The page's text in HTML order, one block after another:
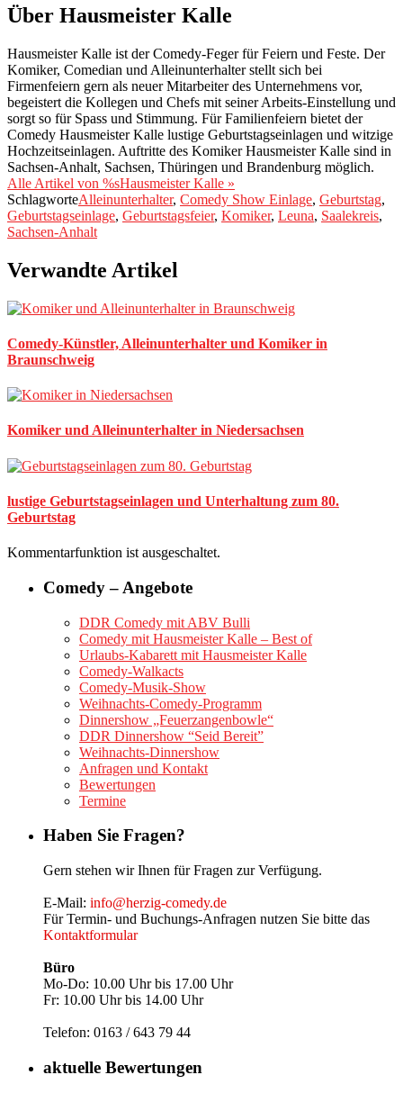
Über Hausmeister Kalle
Hausmeister Kalle ist der Comedy-Feger für Feiern und Feste. Der
Komiker, Comedian und Alleinunterhalter stellt sich bei
Firmenfeiern gern als neuer Mitarbeiter des Unternehmens vor,
begeistert die Kollegen und Chefs mit seiner Arbeits-Einstellung und
sorgt so für Spass und Stimmung. Für Familienfeiern bietet der
Comedy Hausmeister Kalle lustige Geburtstagseinlagen und witzige
Hochzeitseinlagen. Auftritte des Komiker Hausmeister Kalle sind in
Sachsen-Anhalt, Sachsen, Thüringen und Brandenburg möglich.
Alle Artikel von %sHausmeister Kalle »
SchlagworteAlleinunterhalter, Comedy Show Einlage, Geburtstag,
Geburtstagseinlage, Geburtstagsfeier, Komiker, Leuna, Saalekreis,
Sachsen-Anhalt
Verwandte Artikel
Comedy-Künstler, Alleinunterhalter und Komiker in
Braunschweig
Komiker und Alleinunterhalter in Niedersachsen
lustige Geburtstagseinlagen und Unterhaltung zum 80.
Geburtstag
Kommentarfunktion ist ausgeschaltet.
Comedy – Angebote
DDR Comedy mit ABV Bulli
Comedy mit Hausmeister Kalle – Best of
Urlaubs-Kabarett mit Hausmeister Kalle
Comedy-Walkacts
Comedy-Musik-Show
Weihnachts-Comedy-Programm
Dinnershow „Feuerzangenbowle“
DDR Dinnershow “Seid Bereit”
Weihnachts-Dinnershow
Anfragen und Kontakt
Bewertungen
Termine
Haben Sie Fragen?
Gern stehen wir Ihnen für Fragen zur Verfügung.
E-Mail: info@herzig-comedy.de
Für Termin- und Buchungs-Anfragen nutzen Sie bitte das
Kontaktformular
Büro
Mo-Do: 10.00 Uhr bis 17.00 Uhr
Fr: 10.00 Uhr bis 14.00 Uhr
Telefon: 0163 / 643 79 44
aktuelle Bewertungen